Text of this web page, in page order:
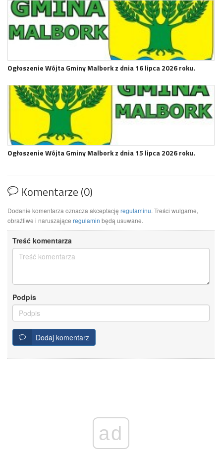
Ogłoszenie Wójta Gminy Malbork z dnia 16 lipca 2026 roku.
Ogłoszenie Wójta Gminy Malbork z dnia 15 lipca 2026 roku.
Komentarze (0)
Dodanie komentarza oznacza akceptację regulaminu. Treści wulgarne,
obraźliwe i naruszające regulamin będą usuwane.
Treść komentarza
Podpis
Dodaj komentarz
ad